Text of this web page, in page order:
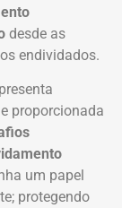
desde as
endividados.
proporcionada
um papel
protegendo